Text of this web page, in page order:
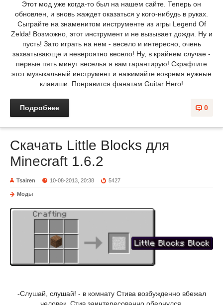
Этот мод уже когда-то был на нашем сайте. Теперь он
обновлен, и вновь жаждет оказаться у кого-нибудь в руках.
Сыграйте на знаменитом инструменте из игры Legend Of
Zelda! Возможно, этот инструмент и не вызывает дожди. Ну и
пусть! Зато играть на нем - весело и интересно, очень
захватывающе и невероятно весело! Ну, в крайнем случае -
первые пять минут веселья я вам гарантирую! Скрафтите
этот музыкальный инструмент и нажимайте вовремя нужные
клавиши. Понравится фанатам Guitar Hero!
0
Подробнее
Скачать Little Blocks для
Minecraft 1.6.2
Tsairen 10-08-2013, 20:38 5427
Моды
-Слушай, слушай! - в комнату Стива возбужденно вбежал